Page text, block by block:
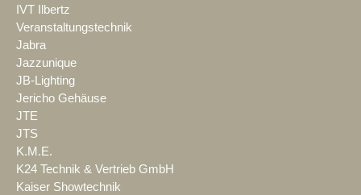
IVT Ilbertz
Veranstaltungstechnik
Jabra
Jazzunique
JB-Lighting
Jericho Gehäuse
JTE
JTS
K.M.E.
K24 Technik & Vertrieb GmbH
Kaiser Showtechnik